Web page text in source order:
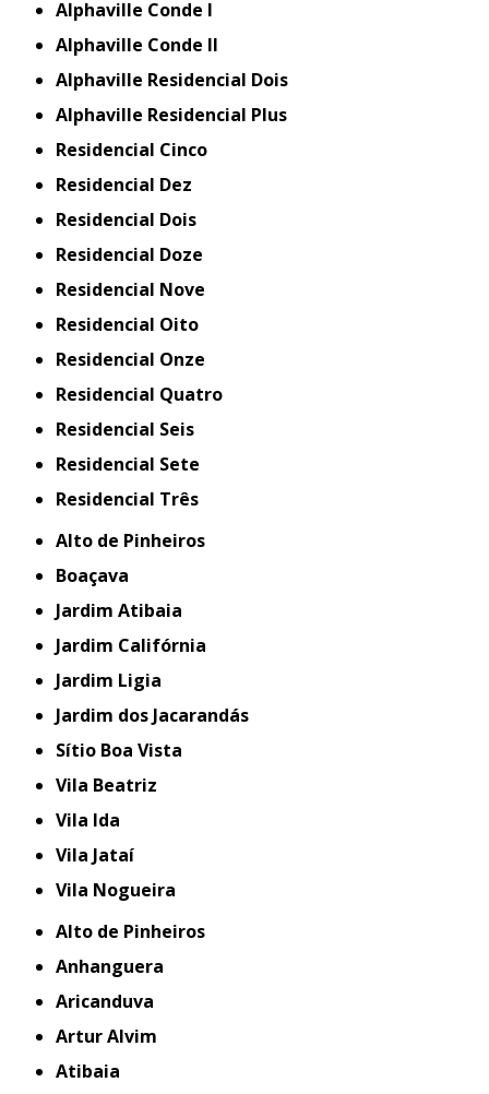
Alphaville Conde I
Alphaville Conde II
Alphaville Residencial Dois
Alphaville Residencial Plus
Residencial Cinco
Residencial Dez
Residencial Dois
Residencial Doze
Residencial Nove
Residencial Oito
Residencial Onze
Residencial Quatro
Residencial Seis
Residencial Sete
Residencial Três
Alto de Pinheiros
Boaçava
Jardim Atibaia
Jardim Califórnia
Jardim Ligia
Jardim dos Jacarandás
Sítio Boa Vista
Vila Beatriz
Vila Ida
Vila Jataí
Vila Nogueira
Alto de Pinheiros
Anhanguera
Aricanduva
Artur Alvim
Atibaia